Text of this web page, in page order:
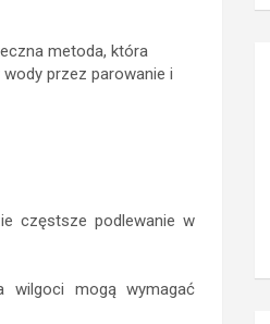
metoda, która
przez parowanie i
częstsze podlewanie w
wilgoci mogą wymagać